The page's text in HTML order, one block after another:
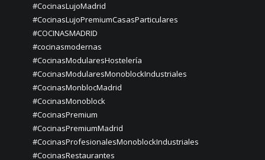
#CocinasLujoMadrid
#CocinasLujoPremiumCasasParticulares
#COCINASMADRID
#cocinasmodernas
#CocinasModularesHostelería
#CocinasModularesMonoblockIndustriales
#CocinasMonblocMadrid
#CocinasMonoblock
#CocinasPremium
#CocinasPremiumMadrid
#CocinasProfesionalesMonoblockIndustriales
#CocinasRestaurantes